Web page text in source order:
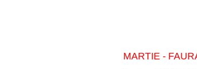
MARTIE -